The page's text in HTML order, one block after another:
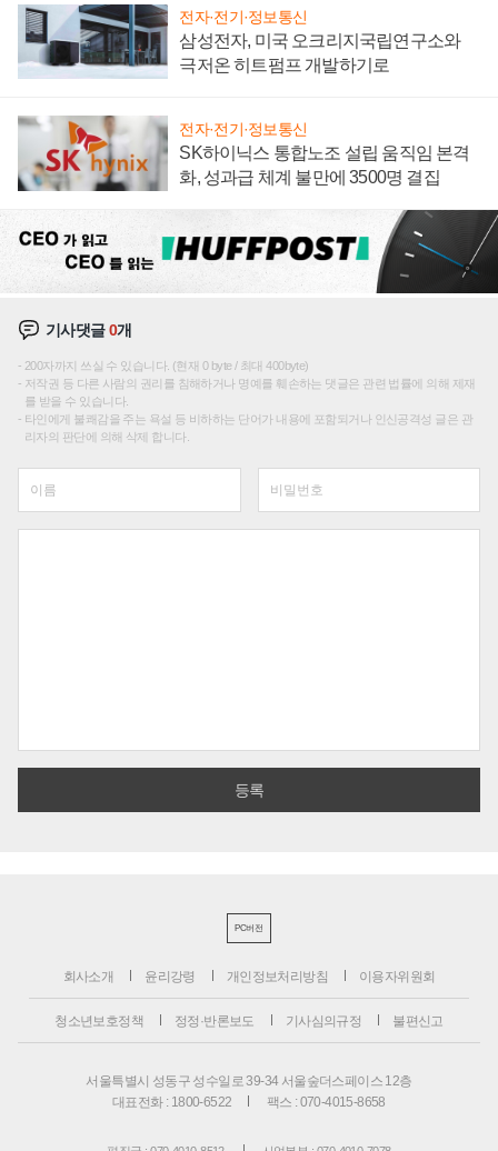
전자·전기·정보통신
삼성전자, 미국 오크리지국립연구소와
극저온 히트펌프 개발하기로
전자·전기·정보통신
SK하이닉스 통합노조 설립 움직임 본격
화, 성과급 체계 불만에 3500명 결집
기사댓글0개
200자까지 쓰실 수 있습니다. (현재 0 byte / 최대 400byte)
저작권 등 다른 사람의 권리를 침해하거나 명예를 훼손하는 댓글은 관련 법률에 의해 제재
를 받을 수 있습니다.
타인에게 불쾌감을 주는 욕설 등 비하하는 단어가 내용에 포함되거나 인신공격성 글은 관
리자의 판단에 의해 삭제 합니다.
PC버전
회사소개 윤리강령 개인정보처리방침 이용자위원회
청소년보호정책 정정·반론보도 기사심의규정 불편신고
서울특별시 성동구 성수일로 39-34 서울숲더스페이스 12층
대표전화 : 1800-6522
팩스 : 070-4015-8658